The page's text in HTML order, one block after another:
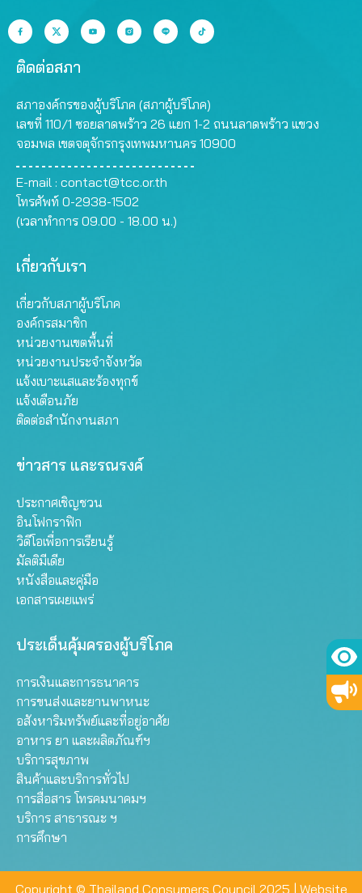
ติดต่อสภา
สภาองค์กรของผู้บริโภค (สภาผู้บริโภค)
เลขที่ 110/1 ซอยลาดพร้าว 26 แยก 1-2 ถนนลาดพร้าว แขวง
จอมพล เขตจตุจักรกรุงเทพมหานคร 10900
E-mail : contact@tcc.or.th
โทรศัพท์ 0-2938-1502
(เวลาทำการ 09.00 - 18.00 น.)
เกี่ยวกับเรา
เกี่ยวกับสภาผู้บริโภค
องค์กรสมาชิก
หน่วยงานเขตพื้นที่
หน่วยงานประจำจังหวัด
แจ้งเบาะแสและร้องทุกข์
แจ้งเตือนภัย
ติดต่อสำนักงานสภา
ข่าวสาร และรณรงค์
ประกาศเชิญชวน
อินโฟกราฟิก
วิดีโอเพื่อการเรียนรู้
มัลติมีเดีย
หนังสือและคู่มือ
เอกสารเผยแพร่
ประเด็นคุ้มครองผู้บริโภค
การเงินและการธนาคาร
การขนส่งและยานพาหนะ
อสังหาริมทรัพย์และที่อยู่อาศัย
อาหาร ยา และผลิตภัณฑ์ฯ
บริการสุขภาพ
สินค้าและบริการทั่วไป
การสื่อสาร โทรคมนาคมฯ
บริการ สาธารณะ ฯ
การศึกษา
Copyright © Thailand Consumers Council 2025 | Website